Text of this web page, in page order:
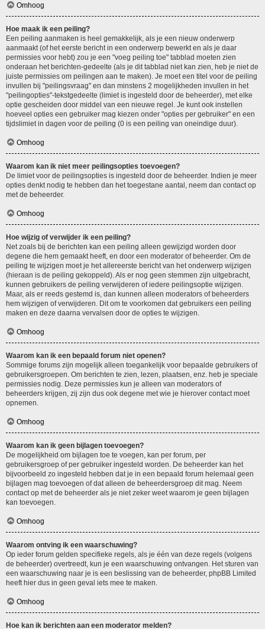
Omhoog
Hoe maak ik een peiling?
Een peiling aanmaken is heel gemakkelijk, als je een nieuw onderwerp
aanmaakt (of het eerste bericht in een onderwerp bewerkt en als je daar
permissies voor hebt) zou je een "voeg peiling toe" tabblad moeten zien
onderaan het berichten-gedeelte (als je dit tabblad niet kan zien, heb je niet de
juiste permissies om peilingen aan te maken). Je moet een titel voor de peiling
invullen bij "peilingsvraag" en dan minstens 2 mogelijkheden invullen in het
"peilingopties"-tekstgedeelte (limiet is ingesteld door de beheerder), met elke
optie gescheiden door middel van een nieuwe regel. Je kunt ook instellen
hoeveel opties een gebruiker mag kiezen onder "opties per gebruiker" en een
tijdslimiet in dagen voor de peiling (0 is een peiling van oneindige duur).
Omhoog
Waarom kan ik niet meer peilingsopties toevoegen?
De limiet voor de peilingsopties is ingesteld door de beheerder. Indien je meer
opties denkt nodig te hebben dan het toegestane aantal, neem dan contact op
met de beheerder.
Omhoog
Hoe wijzig of verwijder ik een peiling?
Net zoals bij de berichten kan een peiling alleen gewijzigd worden door
degene die hem gemaakt heeft, en door een moderator of beheerder. Om de
peiling te wijzigen moet je het allereerste bericht van het onderwerp wijzigen
(hieraan is de peiling gekoppeld). Als er nog geen stemmen zijn uitgebracht,
kunnen gebruikers de peiling verwijderen of iedere peilingsoptie wijzigen.
Maar, als er reeds gestemd is, dan kunnen alleen moderators of beheerders
hem wijzigen of verwijderen. Dit om te voorkomen dat gebruikers een peiling
maken en deze daarna vervalsen door de opties te wijzigen.
Omhoog
Waarom kan ik een bepaald forum niet openen?
Sommige forums zijn mogelijk alleen toegankelijk voor bepaalde gebruikers of
gebruikersgroepen. Om berichten te zien, lezen, plaatsen, enz. heb je speciale
permissies nodig. Deze permissies kun je alleen van moderators of
beheerders krijgen, zij zijn dus ook degene met wie je hierover contact moet
opnemen.
Omhoog
Waarom kan ik geen bijlagen toevoegen?
De mogelijkheid om bijlagen toe te voegen, kan per forum, per
gebruikersgroep of per gebruiker ingesteld worden. De beheerder kan het
bijvoorbeeld zo ingesteld hebben dat je in een bepaald forum helemaal geen
bijlagen mag toevoegen of dat alleen de beheerdersgroep dit mag. Neem
contact op met de beheerder als je niet zeker weet waarom je geen bijlagen
kan toevoegen.
Omhoog
Waarom ontving ik een waarschuwing?
Op ieder forum gelden specifieke regels, als je één van deze regels (volgens
de beheerder) overtreedt, kun je een waarschuwing ontvangen. Het sturen van
een waarschuwing naar je is een beslissing van de beheerder, phpBB Limited
heeft hier dus in geen geval iets mee te maken.
Omhoog
Hoe kan ik berichten aan een moderator melden?